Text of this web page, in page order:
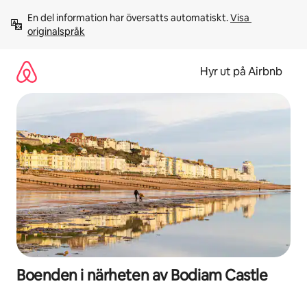
innehåll
En del information har översatts automatiskt. Visa
originalspråk
Hyr ut på Airbnb
Boenden i närheten av Bodiam Castle